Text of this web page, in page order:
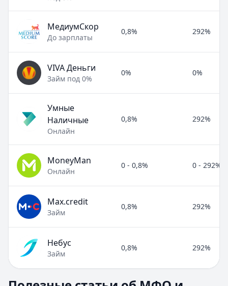
МедиумСкор
До зарплаты
0,8% 292%
VIVA Деньги
Займ под 0%
0% 0%
Умные
Наличные
Онлайн
0,8% 292%
MoneyMan
Онлайн
0 - 0,8% 0 - 292%
Max.credit
Займ
0,8% 292%
Небус
Займ
0,8% 292%